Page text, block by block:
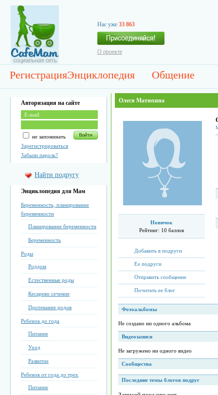
Нас уже 33 863
О проекте
РегистрацияЭнциклопедия Общение
Авторизация на сайте
не запоминать
Зарегистрироваться
Забыли пароль?
Найти подругу
Энциклопедия для Мам
Беременность, планирование
беременности
Планирование беременности
Беременность
Роды
Роддом
Естественные роды
Кесарево сечение
Протекание родов
Ребенок до года
Питание
Уход
Развитие
Ребенок от года до трех
Питание
Олеся Матюхина
Новичок
Рейтинг: 10 баллов
Добавить в подруги
Ее подруги
Отправить сообщение
Почитать ее блог
Фотоальбомы
Не создано ни одного альбома
Видеозаписи
Не загружено ни одного видео
Сообщества
Последние темы блогов подруг